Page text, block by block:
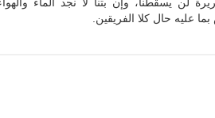
لن يسقطنا، وإن بتنا لا نجد الماء
بما عليه حال كلا الفريقين.